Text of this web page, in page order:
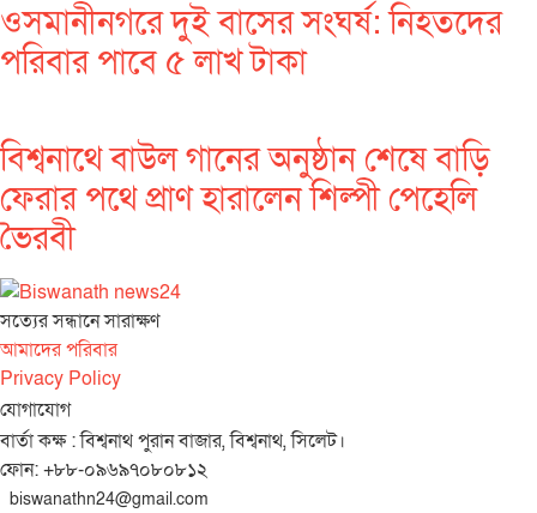
ওসমানীনগরে দুই বাসের সংঘর্ষ: নিহতদের
পরিবার পাবে ৫ লাখ টাকা
বিশ্বনাথে বাউল গানের অনুষ্ঠান শেষে বাড়ি
ফেরার পথে প্রাণ হারালেন শিল্পী পেহেলি
ভৈরবী
সত‌্যের সন্ধানে সারাক্ষণ
আমাদের পরিবার
Privacy Policy
যোগাযোগ
বার্তা কক্ষ : বিশ্বনাথ পুরান বাজার, বিশ্বনাথ, সিলেট।
ফোন: +৮৮-০৯৬৯৭০৮০৮১২
biswanathn24@gmail.com